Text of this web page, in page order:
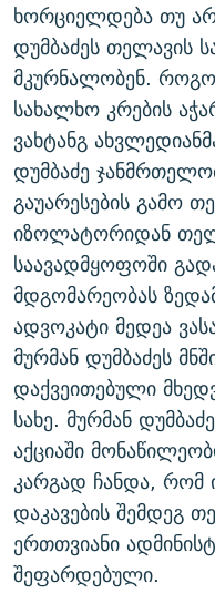
ხორციელდება თუ
დუმბაძეს თელავის
მკურნალობენ.
სახალხო კრების
ვახტანგ
დუმბაძე
გაუარესების გამო
იზოლატორიდან
საავადმყოფოში
მდგომარეობას
ადვოკატი მედეა
მურმან დუმბაძეს
დაქვეითებული
სახე. მურმან
აქციაში
კარგად ჩანდა, რომ
დაკავების შემდეგ
ერთთვიანი
შეფარდებული.